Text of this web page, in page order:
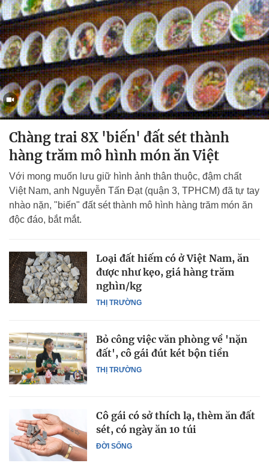
Chàng trai 8X 'biến' đất sét thành
hàng trăm mô hình món ăn Việt
Với mong muốn lưu giữ hình ảnh thân thuộc, đậm chất
Việt Nam, anh Nguyễn Tấn Đạt (quận 3, TPHCM) đã tự tay
nhào nặn, "biến" đất sét thành mô hình hàng trăm món ăn
độc đáo, bắt mắt.
THỊ TRƯỜNG
Loại đất hiếm có ở Việt Nam, ăn
được như kẹo, giá hàng trăm
nghìn/kg
THỊ TRƯỜNG
Bỏ công việc văn phòng về 'nặn
đất', cô gái đút két bộn tiền
ĐỜI SỐNG
Cô gái có sở thích lạ, thèm ăn đất
sét, có ngày ăn 10 túi